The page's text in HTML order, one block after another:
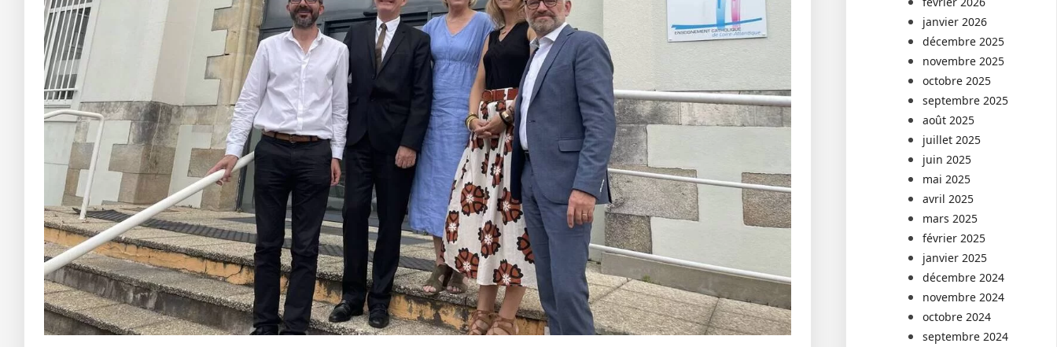
janvier 2026
décembre 2025
novembre 2025
octobre 2025
septembre 2025
août 2025
juillet 2025
juin 2025
mai 2025
avril 2025
mars 2025
février 2025
janvier 2025
décembre 2024
novembre 2024
octobre 2024
septembre 2024